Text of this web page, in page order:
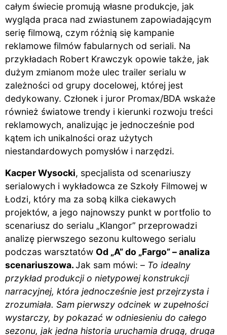
całym świecie promują własne produkcje, jak
wygląda praca nad zwiastunem zapowiadającym
serię filmową, czym różnią się kampanie
reklamowe filmów fabularnych od seriali. Na
przykładach Robert Krawczyk opowie także, jak
dużym zmianom może ulec trailer serialu w
zależności od grupy docelowej, której jest
dedykowany. Członek i juror Promax/BDA wskaże
również światowe trendy i kierunki rozwoju treści
reklamowych, analizując je jednocześnie pod
kątem ich unikalności oraz użytych
niestandardowych pomysłów i narzędzi.
Kacper Wysocki, specjalista od scenariuszy
serialowych i wykładowca ze Szkoły Filmowej w
Łodzi, który ma za sobą kilka ciekawych
projektów, a jego najnowszy punkt w portfolio to
scenariusz do serialu „Klangor” przeprowadzi
analizę pierwszego sezonu kultowego serialu
podczas warsztatów Od „A” do „Fargo” – analiza
scenariuszowa.Jak sam mówi: – To idealny
przykład produkcji o nietypowej konstrukcji
narracyjnej, która jednocześnie jest przejrzysta i
zrozumiała. Sam pierwszy odcinek w zupełności
wystarczy, by pokazać w odniesieniu do całego
sezonu, jak jedna historia uruchamia drugą, druga